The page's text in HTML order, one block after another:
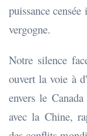
puissance
vergogne.
Notre silence
ouvert la voie à
envers le
avec la Chine,